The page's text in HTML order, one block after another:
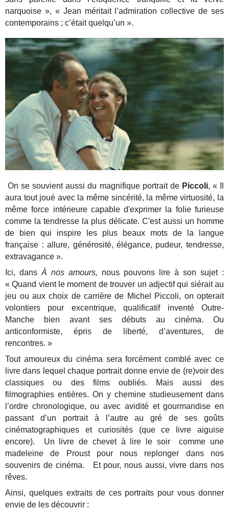
narquoise », « Jean méritait l’admiration collective de ses
contemporains ; c’était quelqu’un ».
On se souvient aussi du magnifique portrait de Piccoli, « Il
aura tout joué avec la même sincérité, la même virtuosité, la
même force intérieure capable d'exprimer la folie furieuse
comme la tendresse la plus délicate. C'est aussi un homme
de bien qui inspire les plus beaux mots de la langue
française : allure, générosité, élégance, pudeur, tendresse,
extravagance ».
Ici, dans À nos amours, nous pouvons lire à son sujet :
« Quand vient le moment de trouver un adjectif qui siérait au
jeu ou aux choix de carrière de Michel Piccoli, on opterait
volontiers pour excentrique, qualificatif inventé Outre-
Manche bien avant ses débuts au cinéma. Ou
anticonformiste, épris de liberté, d’aventures, de
rencontres. »
Tout amoureux du cinéma sera forcément comblé avec ce
livre dans lequel chaque portrait donne envie de (re)voir des
classiques ou des films oubliés. Mais aussi des
filmographies entières. On y chemine studieusement dans
l’ordre chronologique, ou avec avidité et gourmandise en
passant d’un portrait à l’autre au gré de ses goûts
cinématographiques et curiosités (que ce livre aiguise
encore). Un livre de chevet à lire le soir comme une
madeleine de Proust pour nous replonger dans nos
souvenirs de cinéma. Et pour, nous aussi, vivre dans nos
rêves.
Ainsi, quelques extraits de ces portraits pour vous donner
envie de les découvrir :